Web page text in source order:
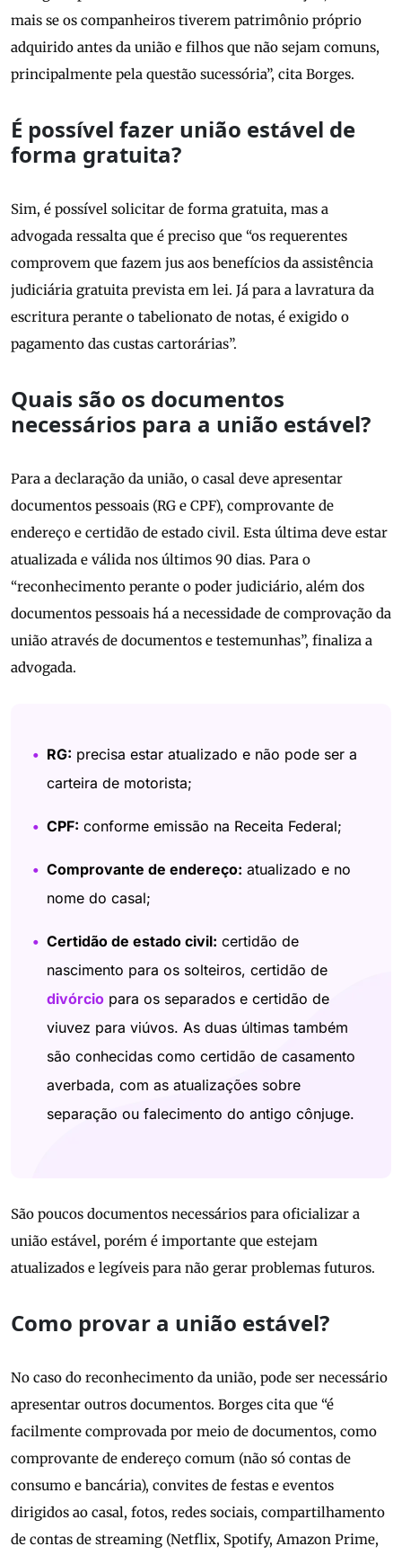
mais se os companheiros tiverem patrimônio próprio
adquirido antes da união e filhos que não sejam comuns,
principalmente pela questão sucessória”, cita Borges.
É possível fazer união estável de
forma gratuita?
Sim, é possível solicitar de forma gratuita, mas a
advogada ressalta que é preciso que “os requerentes
comprovem que fazem jus aos benefícios da assistência
judiciária gratuita prevista em lei. Já para a lavratura da
escritura perante o tabelionato de notas, é exigido o
pagamento das custas cartorárias”.
Quais são os documentos
necessários para a união estável?
Para a declaração da união, o casal deve apresentar
documentos pessoais (RG e CPF), comprovante de
endereço e certidão de estado civil. Esta última deve estar
atualizada e válida nos últimos 90 dias. Para o
“reconhecimento perante o poder judiciário, além dos
documentos pessoais há a necessidade de comprovação da
união através de documentos e testemunhas”, finaliza a
advogada.
RG: precisa estar atualizado e não pode ser a
carteira de motorista;
CPF: conforme emissão na Receita Federal;
Comprovante de endereço: atualizado e no
nome do casal;
Certidão de estado civil: certidão de
nascimento para os solteiros, certidão de
divórcio para os separados e certidão de
viuvez para viúvos. As duas últimas também
são conhecidas como certidão de casamento
averbada, com as atualizações sobre
separação ou falecimento do antigo cônjuge.
São poucos documentos necessários para oficializar a
união estável, porém é importante que estejam
atualizados e legíveis para não gerar problemas futuros.
Como provar a união estável?
No caso do reconhecimento da união, pode ser necessário
apresentar outros documentos. Borges cita que “é
facilmente comprovada por meio de documentos, como
comprovante de endereço comum (não só contas de
consumo e bancária), convites de festas e eventos
dirigidos ao casal, fotos, redes sociais, compartilhamento
de contas de streaming (Netflix, Spotify, Amazon Prime,